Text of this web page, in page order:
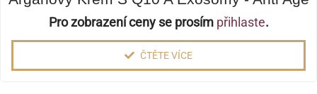
Pro zobrazení ceny se prosím přihlaste.
ČTĚTE VÍCE